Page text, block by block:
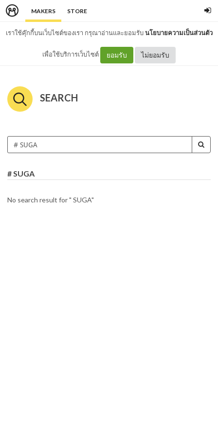
MAKERS STORE
เราใช้คุ๊กกี้บนเว็บไซต์ของเรา กรุณาอ่านและยอมรับนโยบายความเป็นส่วนตัว
เพื่อใช้บริการเว็บไซต์ ยอมรับ ไม่ยอมรับ
SEARCH
# SUGA
No search result for " SUGA"